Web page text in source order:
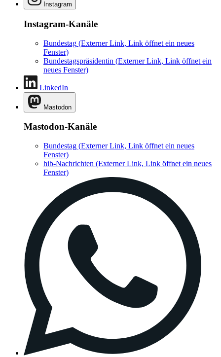
Instagram
Instagram-Kanäle
Bundestag (Externer Link, Link öffnet ein neues
Fenster)
Bundestagspräsidentin (Externer Link, Link öffnet ein
neues Fenster)
LinkedIn
Mastodon
Mastodon-Kanäle
Bundestag (Externer Link, Link öffnet ein neues
Fenster)
hib-Nachrichten (Externer Link, Link öffnet ein neues
Fenster)